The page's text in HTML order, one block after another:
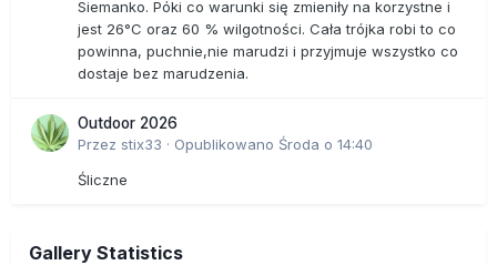
Siemanko. Póki co warunki się zmieniły na korzystne i
jest 26°C oraz 60 % wilgotności. Cała trójka robi to co
powinna, puchnie,nie marudzi i przyjmuje wszystko co
dostaje bez marudzenia.
Outdoor 2026
Przez stix33 · Opublikowano Środa o 14:40
Śliczne
Gallery Statistics